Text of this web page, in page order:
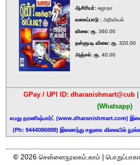
ஆசிரியர்: சுஜாதா
வகைப்பாடு : அறிவியல்
விலை: ரூ. 360.00
தள்ளுபடி விலை: ரூ. 320.00
அஞ்சல்: ரூ. 40.00
GPay / UPI ID: dharanishmart@cub
(Whatsapp)
எமது தரணிஷ்மார்ட் (www.dharanishmart.com)
(Ph: 9444086888) இணைந்து சலுகை விலையில்
© 2026 சென்னைநூலகம்.காம் |